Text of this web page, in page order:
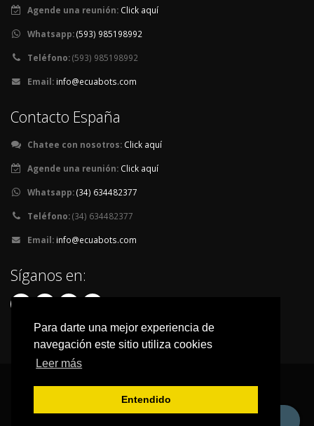
Para darte una mejor experiencia de
navegación este sitio utiliza cookies
Leer más
Entendido
Agende una reunión: Click aquí
Whatsapp:(593) 985198992
Teléfono:(593) 985198992
Email: info@ecuabots.com
Contacto España
Chatee con nosotros: Click aquí
Agende una reunión: Click aquí
Whatsapp:(34) 634482377
Teléfono:(34) 634482377
Email: info@ecuabots.com
Síganos en:
Ecuabots © Copyright 2026. Todos los derechos reservados.